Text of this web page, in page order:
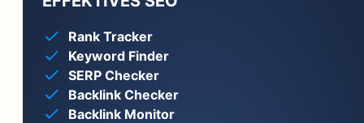
Rank Tracker
Keyword Finder
SERP Checker
Backlink Checker
Backlink Monitor